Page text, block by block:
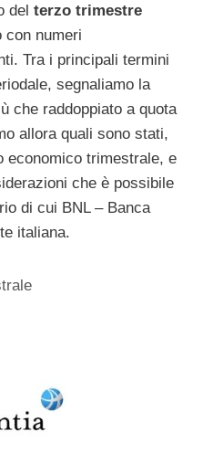
del terzo trimestre
con numeri
Tra i principali termini
segnaliamo la
che raddoppiato a quota
allora quali sono stati,
economico trimestrale, e
che è possibile
di cui BNL – Banca
italiana.